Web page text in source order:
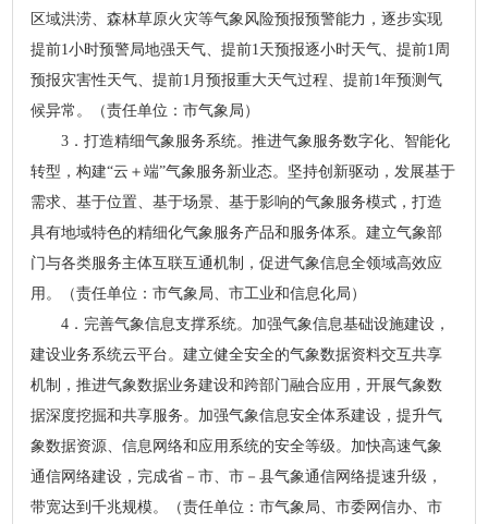
区域洪涝、森林草原火灾等气象风险预报预警能力，逐步实现
提前1小时预警局地强天气、提前1天预报逐小时天气、提前1周
预报灾害性天气、提前1月预报重大天气过程、提前1年预测气
候异常。（责任单位：市气象局）
3．打造精细气象服务系统。推进气象服务数字化、智能化
转型，构建“云＋端”气象服务新业态。坚持创新驱动，发展基于
需求、基于位置、基于场景、基于影响的气象服务模式，打造
具有地域特色的精细化气象服务产品和服务体系。建立气象部
门与各类服务主体互联互通机制，促进气象信息全领域高效应
用。（责任单位：市气象局、市工业和信息化局）
4．完善气象信息支撑系统。加强气象信息基础设施建设，
建设业务系统云平台。建立健全安全的气象数据资料交互共享
机制，推进气象数据业务建设和跨部门融合应用，开展气象数
据深度挖掘和共享服务。加强气象信息安全体系建设，提升气
象数据资源、信息网络和应用系统的安全等级。加快高速气象
通信网络建设，完成省－市、市－县气象通信网络提速升级，
带宽达到千兆规模。（责任单位：市气象局、市委网信办、市